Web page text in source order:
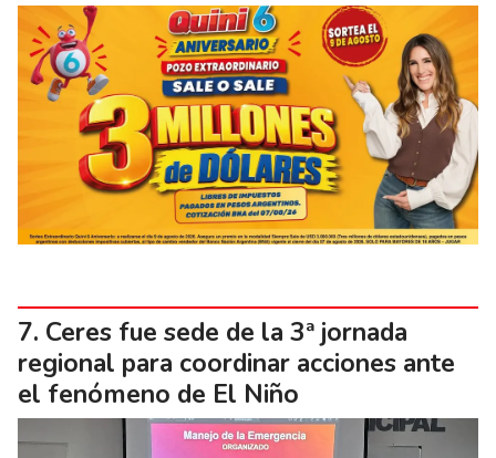
Ceres fue sede de la 3ª jornada
regional para coordinar acciones ante
el fenómeno de El Niño